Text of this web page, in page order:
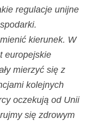
regulacje unijne
kierunek. W
europejskie
mierzyć się z
kolejnych
oczekują od Unii
się zdrowym